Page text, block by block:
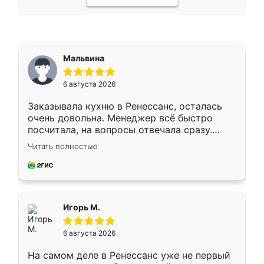
Мальвина
6 августа 2026
Заказывала кухню в Ренессанс, осталась
очень довольна. Менеджер всё быстро
посчитала, на вопросы отвечала сразу.
Замерщик приехал в субботу, подошёл к
делу со всей ответственностью. Собрали
за день, ребята работали аккуратно, даже
Читать полностью
Игорь М.
6 августа 2026
На самом деле в Ренессанс уже не первый